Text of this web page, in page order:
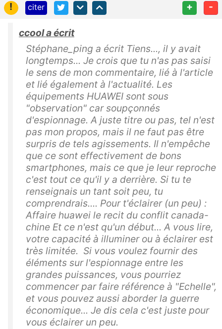
!
citer + -
ccool a écrit
Stéphane_ping a écrit Tiens..., il y avait
longtemps... Je crois que tu n'as pas saisi
le sens de mon commentaire, lié à l'article
et lié également à l'actualité. Les
équipements HUAWEI sont sous
"observation" car soupçonnés
d'espionnage. A juste titre ou pas, tel n'est
pas mon propos, mais il ne faut pas être
surpris de tels agissements. Il n'empêche
que ce sont effectivement de bons
smartphones, mais ce que je leur reproche
c'est tout ce qu'il y a derrière. Si tu te
renseignais un tant soit peu, tu
comprendrais.... Pour t'éclairer (un peu) :
Affaire huawei le recit du conflit canada-
chine Et ce n'est qu'un début... A vous lire,
votre capacité à illuminer ou à éclairer est
très limitée. Si vous voulez fournir des
éléments sur l'espionnage entre les
grandes puissances, vous pourriez
commencer par faire référence à "Echelle",
et vous pouvez aussi aborder la guerre
économique... Je dis cela c'est juste pour
vous éclairer un peu.